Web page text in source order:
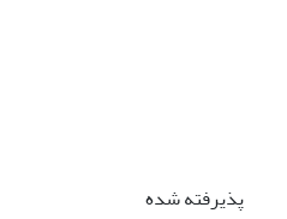
پذیرفته شده